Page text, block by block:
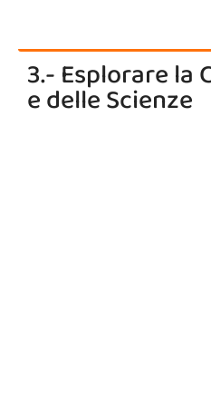
3.- Esplorare la
e delle Scienze